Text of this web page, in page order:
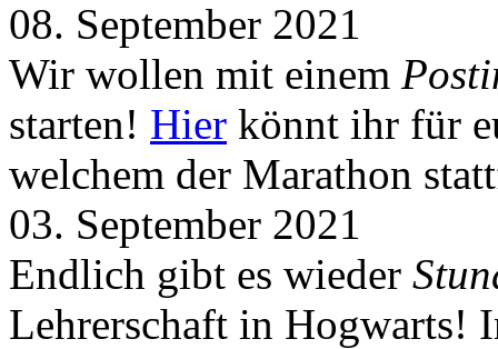
08. September 2021
Wir wollen mit einem
starten! Hier könnt ihr für
welchem der Marathon
03. September 2021
Endlich gibt es wieder
Lehrerschaft in Hogwarts!